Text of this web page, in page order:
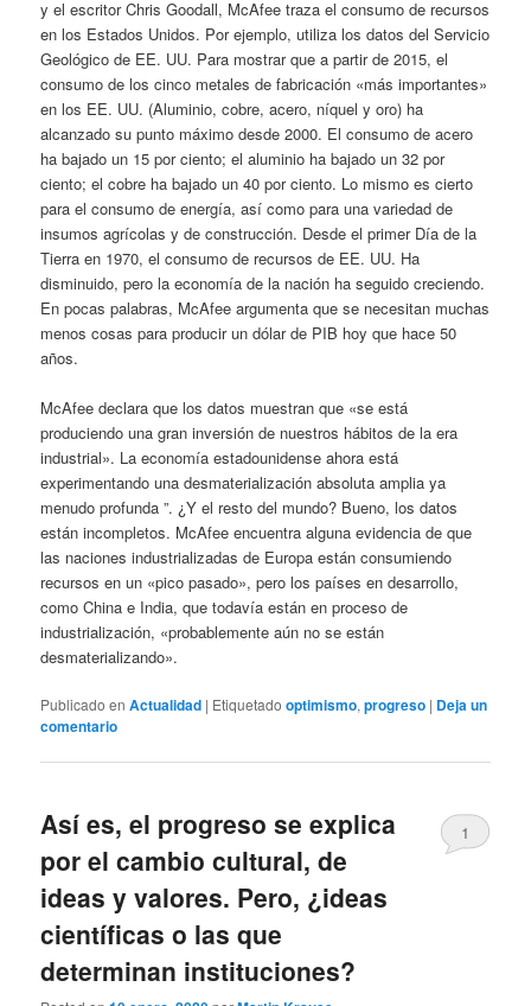
y el escritor Chris Goodall, McAfee traza el consumo de recursos
en los Estados Unidos. Por ejemplo, utiliza los datos del Servicio
Geológico de EE. UU. Para mostrar que a partir de 2015, el
consumo de los cinco metales de fabricación «más importantes»
en los EE. UU. (Aluminio, cobre, acero, níquel y oro) ha
alcanzado su punto máximo desde 2000. El consumo de acero
ha bajado un 15 por ciento; el aluminio ha bajado un 32 por
ciento; el cobre ha bajado un 40 por ciento. Lo mismo es cierto
para el consumo de energía, así como para una variedad de
insumos agrícolas y de construcción. Desde el primer Día de la
Tierra en 1970, el consumo de recursos de EE. UU. Ha
disminuido, pero la economía de la nación ha seguido creciendo.
En pocas palabras, McAfee argumenta que se necesitan muchas
menos cosas para producir un dólar de PIB hoy que hace 50
años.
McAfee declara que los datos muestran que «se está
produciendo una gran inversión de nuestros hábitos de la era
industrial». La economía estadounidense ahora está
experimentando una desmaterialización absoluta amplia ya
menudo profunda ”. ¿Y el resto del mundo? Bueno, los datos
están incompletos. McAfee encuentra alguna evidencia de que
las naciones industrializadas de Europa están consumiendo
recursos en un «pico pasado», pero los países en desarrollo,
como China e India, que todavía están en proceso de
industrialización, «probablemente aún no se están
desmaterializando».
Publicado en Actualidad | Etiquetado optimismo,progreso | Deja un
comentario
Así es, el progreso se explica
por el cambio cultural, de
ideas y valores. Pero, ¿ideas
científicas o las que
determinan instituciones?
1